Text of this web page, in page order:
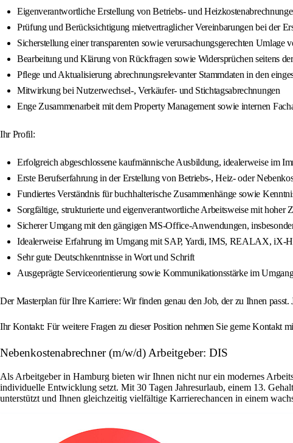
Eigenverantwortliche Erstellung von Betriebs- und
Prüfung und Berücksichtigung mietvertraglicher Vereinbarungen bei der
Sicherstellung einer transparenten sowie verursachungsgerechten Umlage
Bearbeitung und Klärung von Rückfragen sowie Widersprüchen seitens
Pflege und Aktualisierung abrechnungsrelevanter Stammdaten in den
Mitwirkung bei Nutzerwechsel-, Verkäufer- und Stichtagsabrechnungen
Enge Zusammenarbeit mit dem Property Management sowie internen
Ihr Profil:
Erfolgreich abgeschlossene kaufmännische Ausbildung, idealerweise im
Erste Berufserfahrung in der Erstellung von Betriebs-, Heiz- oder
Fundiertes Verständnis für buchhalterische Zusammenhänge sowie
Sorgfältige, strukturierte und eigenverantwortliche Arbeitsweise mit hoher
Sicherer Umgang mit den gängigen MS-Office-Anwendungen,
Idealerweise Erfahrung im Umgang mit SAP, Yardi, IMS, REALAX, iX-
Sehr gute Deutschkenntnisse in Wort und Schrift
Ausgeprägte Serviceorientierung sowie Kommunikationsstärke im
Der Masterplan für Ihre Karriere: Wir finden genau den Job, der zu Ihnen
Ihr Kontakt: Für weitere Fragen zu dieser Position nehmen Sie gerne Kontakt
Nebenkostenabrechner (m/w/d) Arbeitgeber: DIS
Als Arbeitgeber in Hamburg bieten wir Ihnen nicht nur ein modernes
individuelle Entwicklung setzt. Mit 30 Tagen Jahresurlaub, einem 13.
unterstützt und Ihnen gleichzeitig vielfältige Karrierechancen in einem